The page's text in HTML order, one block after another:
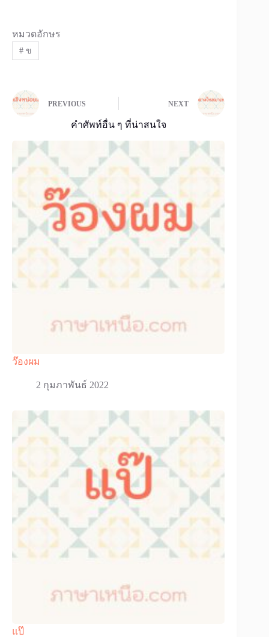
หมวดอักษร
#ข
PREVIOUS NEXT
คำศัพท์อื่น ๆ ที่น่าสนใจ
ว๊องผม
2 กุมภาพันธ์ 2022
แป๊